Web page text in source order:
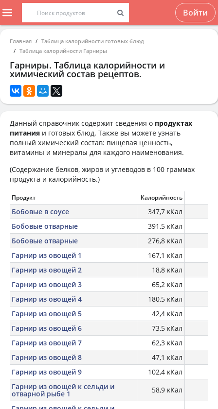
Войти
Главная
Таблица калорийности готовых блюд
Таблица калорийности Гарниры
Гарниры. Таблица калорийности и
химический состав рецептов.
Данный справочник содержит сведения о продуктах
питания и готовых блюд. Также вы можете узнать
полный химический состав: пищевая ценность,
витамины и минералы для каждого наименования.
(Содержание белков, жиров и углеводов в 100 граммах
продукта и калорийность.)
Продукт Калорийность
Бобовые в соусе 347,7 кКал
Бобовые отварные
391,5 кКал
Бобовые отварные
276,8 кКал
Гарнир из овощей 1
167,1 кКал
Гарнир из овощей 2
18,8 кКал
Гарнир из овощей 3
65,2 кКал
Гарнир из овощей 4
180,5 кКал
Гарнир из овощей 5
42,4 кКал
Гарнир из овощей 6
73,5 кКал
Гарнир из овощей 7
62,3 кКал
Гарнир из овощей 8
47,1 кКал
Гарнир из овощей 9
102,4 кКал
Гарнир из овощей к сельди и
отварной рыбе 1 58,9 кКал